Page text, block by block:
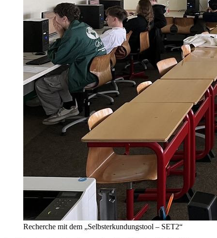
Recherche mit dem „Selbsterkundungstool – SET2“